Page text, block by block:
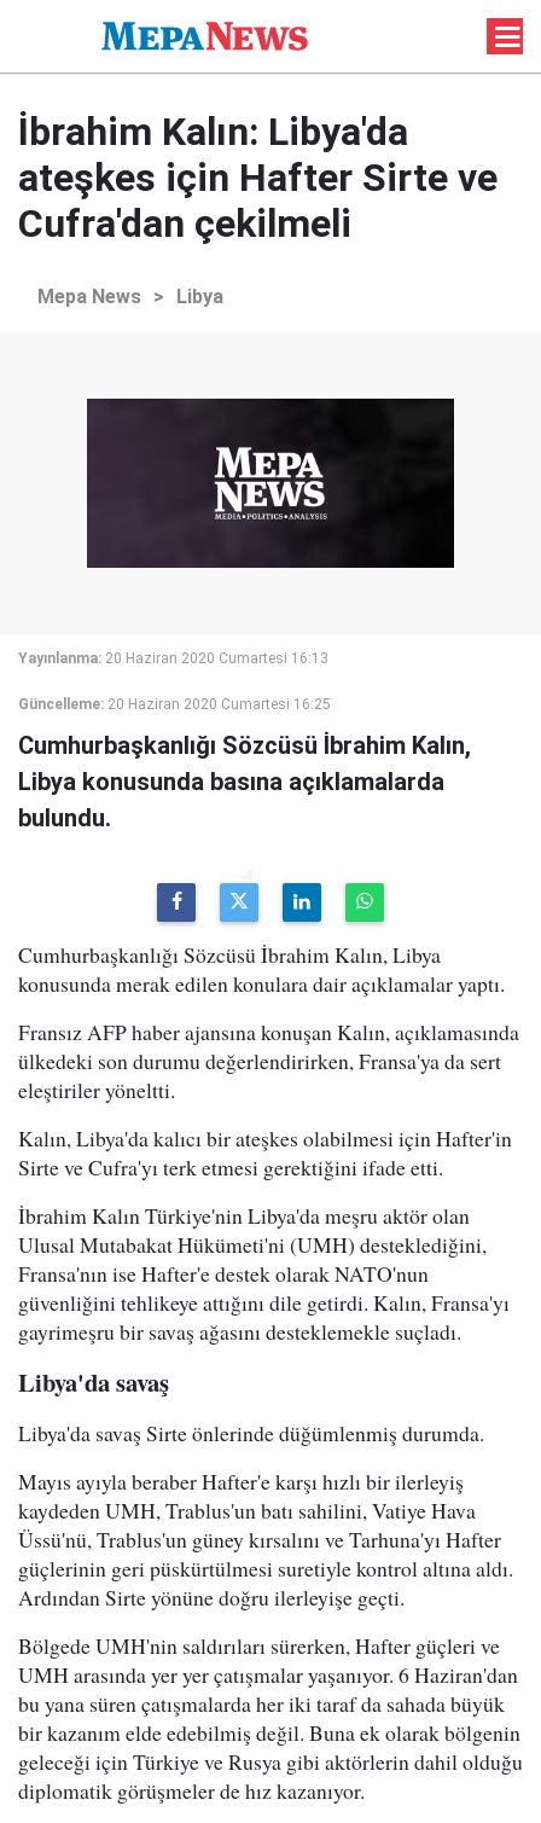
İbrahim Kalın: Libya'da
ateşkes için Hafter Sirte ve
Cufra'dan çekilmeli
Mepa News > Libya
Yayınlanma: 20 Haziran 2020 Cumartesi 16:13
Güncelleme: 20 Haziran 2020 Cumartesi 16:25
Cumhurbaşkanlığı Sözcüsü İbrahim Kalın,
Libya konusunda basına açıklamalarda
bulundu.
Cumhurbaşkanlığı Sözcüsü İbrahim Kalın, Libya
konusunda merak edilen konulara dair açıklamalar yaptı.
Fransız AFP haber ajansına konuşan Kalın, açıklamasında
ülkedeki son durumu değerlendirirken, Fransa'ya da sert
eleştiriler yöneltti.
Kalın, Libya'da kalıcı bir ateşkes olabilmesi için Hafter'in
Sirte ve Cufra'yı terk etmesi gerektiğini ifade etti.
İbrahim Kalın Türkiye'nin Libya'da meşru aktör olan
Ulusal Mutabakat Hükümeti'ni (UMH) desteklediğini,
Fransa'nın ise Hafter'e destek olarak NATO'nun
güvenliğini tehlikeye attığını dile getirdi. Kalın, Fransa'yı
gayrimeşru bir savaş ağasını desteklemekle suçladı.
Libya'da savaş
Libya'da savaş Sirte önlerinde düğümlenmiş durumda.
Mayıs ayıyla beraber Hafter'e karşı hızlı bir ilerleyiş
kaydeden UMH, Trablus'un batı sahilini, Vatiye Hava
Üssü'nü, Trablus'un güney kırsalını ve Tarhuna'yı Hafter
güçlerinin geri püskürtülmesi suretiyle kontrol altına aldı.
Ardından Sirte yönüne doğru ilerleyişe geçti.
Bölgede UMH'nin saldırıları sürerken, Hafter güçleri ve
UMH arasında yer yer çatışmalar yaşanıyor. 6 Haziran'dan
bu yana süren çatışmalarda her iki taraf da sahada büyük
bir kazanım elde edebilmiş değil. Buna ek olarak bölgenin
geleceği için Türkiye ve Rusya gibi aktörlerin dahil olduğu
diplomatik görüşmeler de hız kazanıyor.